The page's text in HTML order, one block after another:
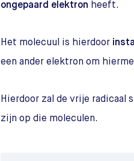
ongepaard elektron heeft.
Het molecuul is hierdoor
een ander elektron om
Hierdoor zal de vrije radicaal
zijn op die moleculen.